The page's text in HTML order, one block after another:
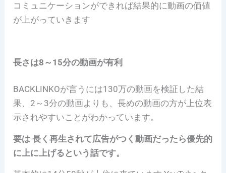
コミュニケーションができれば結果的に動画の価値
が上がっていきます
長さは8～15分の動画が有利
BACKLINKOが言うには130万の動画を検証した結
果、2～3分の動画よりも、長めの動画の方が上位表
示されやすいことがわかっています。
要は 長く再生されて広告がつく動画だったら優先的
に上に上げるという話です。